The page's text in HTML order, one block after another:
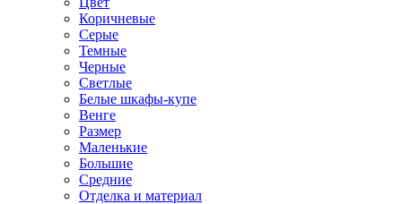
Коричневые
Серые
Темные
Черные
Светлые
Белые шкафы-купе
Венге
Размер
Маленькие
Большие
Средние
Отделка и материал